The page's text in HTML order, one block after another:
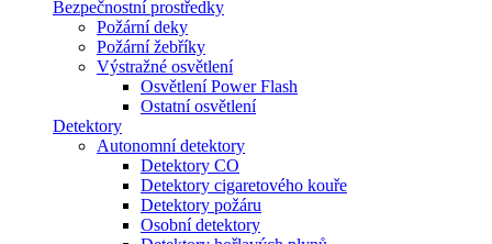
Bezpečnostní prostředky
Požární deky
Požární žebříky
Výstražné osvětlení
Osvětlení Power Flash
Ostatní osvětlení
Detektory
Autonomní detektory
Detektory CO
Detektory cigaretového kouře
Detektory požáru
Osobní detektory